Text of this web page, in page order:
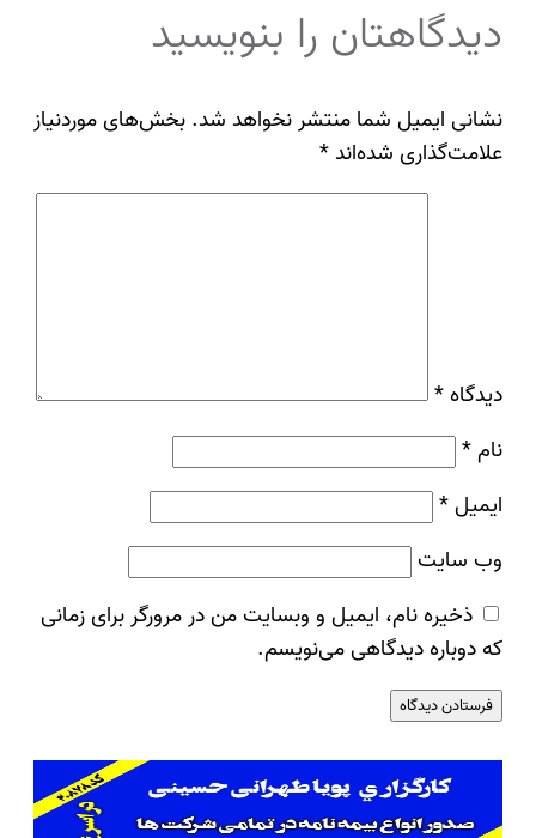
دیدگاهتان را بنویسید
نشانی ایمیل شما منتشر نخواهد شد. بخش‌های موردنیاز
علامت‌گذاری شده‌اند*
دیدگاه *
نام*
ایمیل*
وب‌ سایت
ذخیره نام، ایمیل و وبسایت من در مرورگر برای زمانی
که دوباره دیدگاهی می‌نویسم.